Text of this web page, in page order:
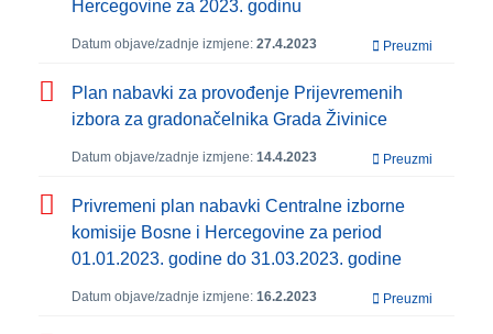
Hercegovine za 2023. godinu
Datum objave/zadnje izmjene: 27.4.2023 Preuzmi
Plan nabavki za provođenje Prijevremenih
izbora za gradonačelnika Grada Živinice
Datum objave/zadnje izmjene: 14.4.2023 Preuzmi
Privremeni plan nabavki Centralne izborne
komisije Bosne i Hercegovine za period
01.01.2023. godine do 31.03.2023. godine
Datum objave/zadnje izmjene: 16.2.2023 Preuzmi